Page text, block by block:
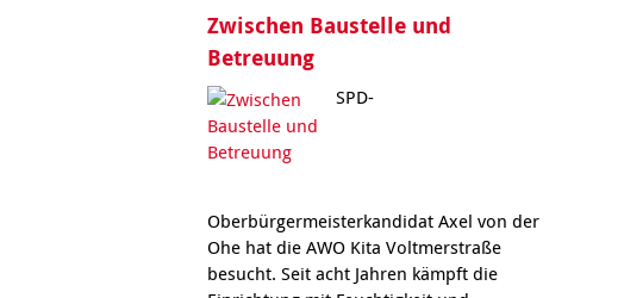
Zwischen Baustelle und
Betreuung
SPD-
Oberbürgermeisterkandidat Axel von der
Ohe hat die AWO Kita Voltmerstraße
besucht. Seit acht Jahren kämpft die